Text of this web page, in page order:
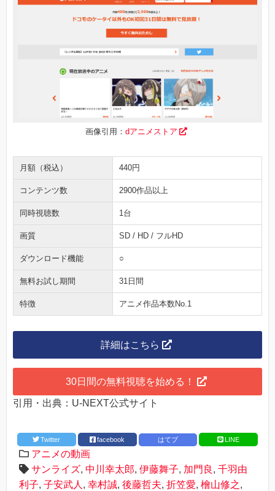
画像引用： dアニメストア
月額（税込） 440円
コンテンツ数 2900作品以上
同時視聴数 1台
画質 SD / HD / フルHD
ダウンロード機能 ○
無料お試し期間 31日間
特徴 アニメ作品本数No.1
詳細はこちら
30日間の無料視聴を始める！
引用・出典：U-NEXT公式サイト
Twitter facebook はてブ LINE
アニメの動画
サンライズ, 中川幸太郎, 伊藤舞子, 加門良 , 千羽由
利子, 子安武人 , 幸村誠, 後藤哲夫, 折笠愛, 檜山修之,